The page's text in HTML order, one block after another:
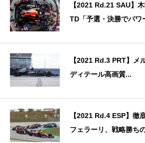
【2021 Rd.21 SAU】
TD「予選・決勝でパワ
【2021 Rd.3 PRT】メ
ディテール高画質...
【2021 Rd.4 ESP】
フェラーリ、戦略勝ち